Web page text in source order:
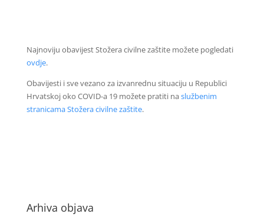
Najnoviju obavijest Stožera civilne zaštite možete pogledati
ovdje.
Obavijesti i sve vezano za izvanrednu situaciju u Republici
Hrvatskoj oko COVID-a 19 možete pratiti naslužbenim
stranicama Stožera civilne zaštite.
Arhiva objava